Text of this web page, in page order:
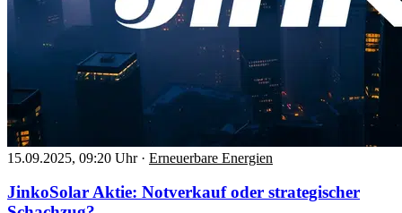
15.09.2025, 09:20 Uhr · Erneuerbare Energien
JinkoSolar Aktie: Notverkauf oder strategischer